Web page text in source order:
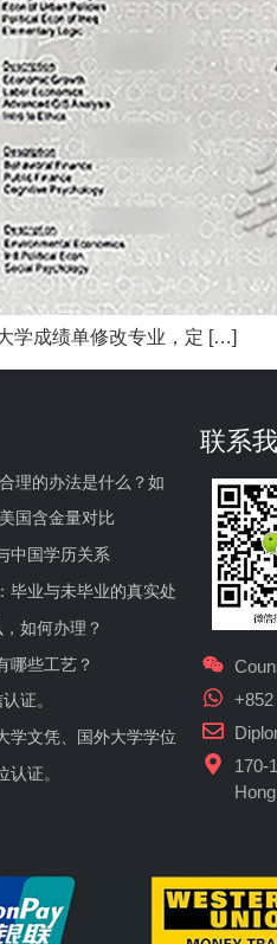
学成绩单修改专业，定 […]
理的办法是什么？如
国含金量对比
中国学历关系
毕业与未毕业的真实处
如何办理？
哪些工艺？
证。
学文凭、国外大学学位
证。
联系
170-